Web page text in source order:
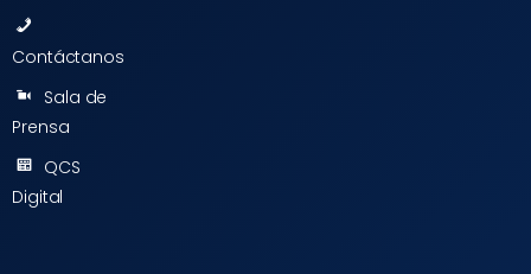
Contáctanos
Sala de
Prensa
QCS
Digital